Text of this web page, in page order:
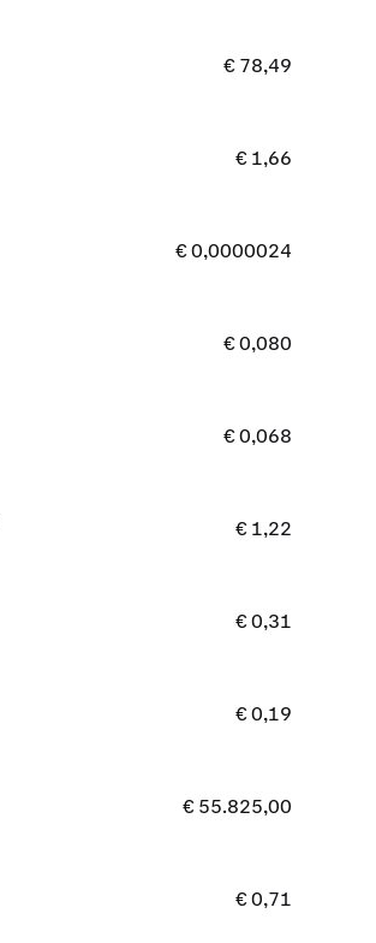
€ 78,49
€ 1,66
€ 0,0000024
€ 0,080
€ 0,068
€ 1,22
€ 0,31
€ 0,19
€ 55.825,00
€ 0,71